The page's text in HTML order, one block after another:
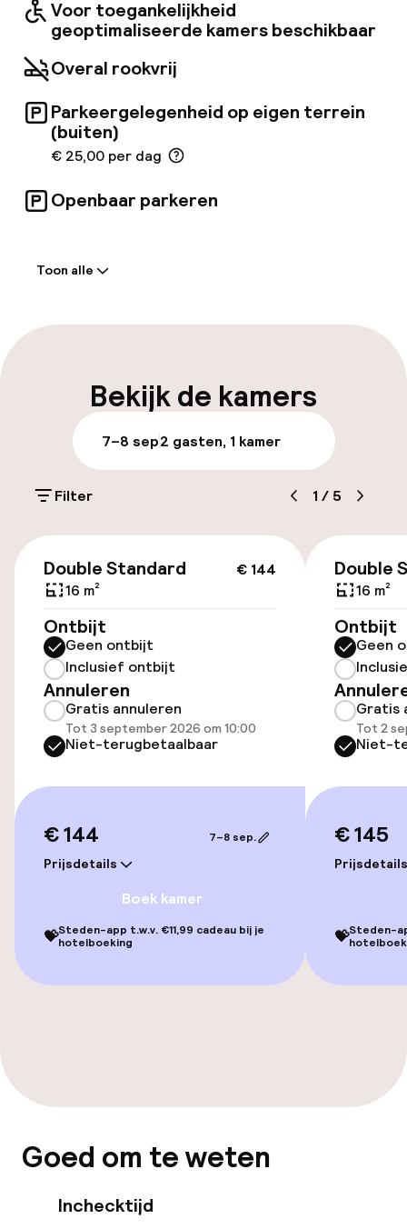
Voor toegankelijkheid
geoptimaliseerde kamers beschikbaar
Overal rookvrij
Parkeergelegenheid op eigen terrein
(buiten)
€ 25,00 per dag
Openbaar parkeren
Laat uitchecken mogelijk
Bagageruimte
Parkeren & mobiliteit
(buiten)
€ 25,00 per dag
Openbaar parkeren
Luchthavenshuttle
Transferservice
Fietsverhuur
Toegankelijkheid
Overal rolstoeltoegankelijk
Lift
geoptimaliseerde kamers beschikbaar
Zwemmen & wellness
Privé zwembad
Toon alle
Bekijk de kamers
7–8 sep2 gasten, 1 kamer
Filter 1 / 5
€ 144
Double Standard
16 m²
Ontbijt
Geen ontbijt
Inclusief ontbijt
Annuleren
Gratis annuleren
Tot 3 september 2026 om 10:00
Niet-terugbetaalbaar
€ 144
Prijsdetails
7–8 sep.
Boek kamer
💝Steden-app t.w.v. €11,99 cadeau bij je
hotelboeking
Double
16 m²
Ontbijt
Geen
Gratis
Tot 2
Niet-
€ 145
Prijsdetails
💝Steden-
Goed om te weten
Inchecktijd